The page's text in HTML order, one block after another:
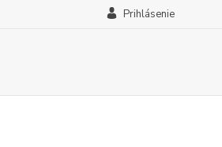
Prihlásenie